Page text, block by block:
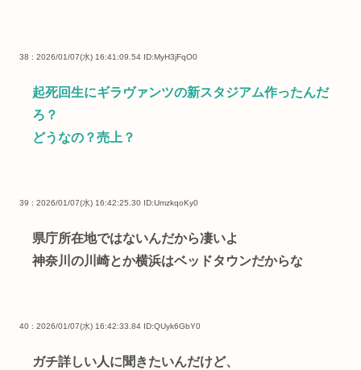
38 : 2026/01/07(水) 16:41:09.54 ID:MyH3jFqO0
起死回生にギラヴァンツの新スタジアム作ったんだ
ろ？
どうなの？売上？
39 : 2026/01/07(水) 16:42:25.30 ID:UmzkqoKy0
県庁所在地ではないんだから凄いよ
神奈川の川崎とか横浜はベッドタウンだからな
40 : 2026/01/07(水) 16:42:33.84 ID:QUyk6GbY0
ガチ詳しい人に聞きたいんだけど、